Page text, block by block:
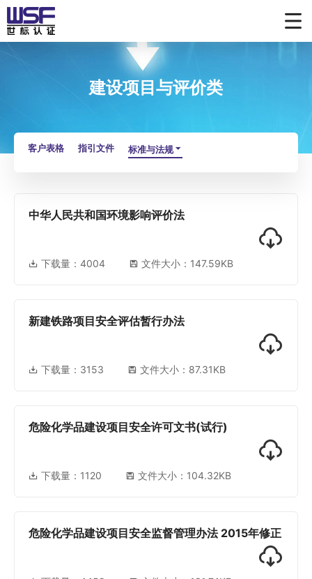
建设项目与评价类
客户表格 指引文件 标准与法规
中华人民共和国环境影响评价法
下载量： 4004 文件大小：147.59KB
新建铁路项目安全评估暂行办法
下载量： 3153 文件大小：87.31KB
危险化学品建设项目安全许可文书(试行)
下载量： 1120 文件大小：104.32KB
危险化学品建设项目安全监督管理办法 2015年修正